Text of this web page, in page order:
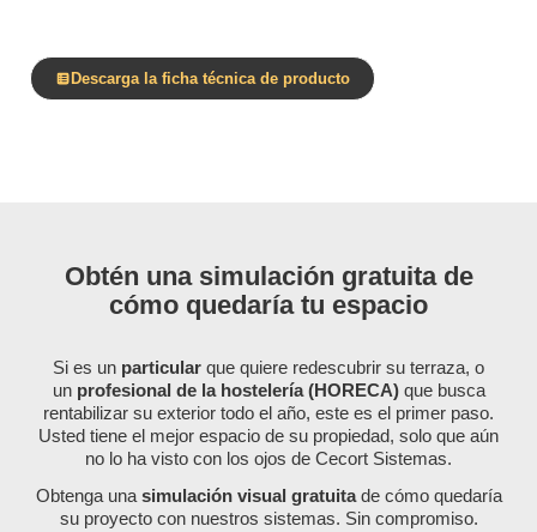
Descarga la ficha técnica de producto
Obtén una simulación gratuita de
cómo quedaría tu espacio
Si es un particular que quiere redescubrir su terraza, o
un profesional de la hostelería (HORECA)que busca
rentabilizar su exterior todo el año, este es el primer paso.
Usted tiene el mejor espacio de su propiedad, solo que aún
no lo ha visto con los ojos de Cecort Sistemas.
Obtenga una simulación visual gratuitade cómo quedaría
su proyecto con nuestros sistemas. Sin compromiso.